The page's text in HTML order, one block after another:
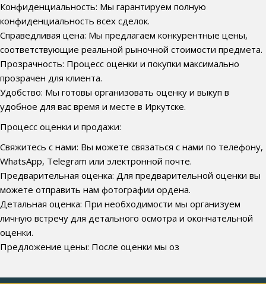
Конфиденциальность: Мы гарантируем полную
конфиденциальность всех сделок.
Справедливая цена: Мы предлагаем конкурентные цены,
соответствующие реальной рыночной стоимости предмета.
Прозрачность: Процесс оценки и покупки максимально
прозрачен для клиента.
Удобство: Мы готовы организовать оценку и выкуп в
удобное для вас время и месте в Иркутске.
Процесс оценки и продажи:
Свяжитесь с нами: Вы можете связаться с нами по телефону,
WhatsApp, Telegram или электронной почте.
Предварительная оценка: Для предварительной оценки вы
можете отправить нам фотографии ордена.
Детальная оценка: При необходимости мы организуем
личную встречу для детального осмотра и окончательной
оценки.
Предложение цены: После оценки мы оз